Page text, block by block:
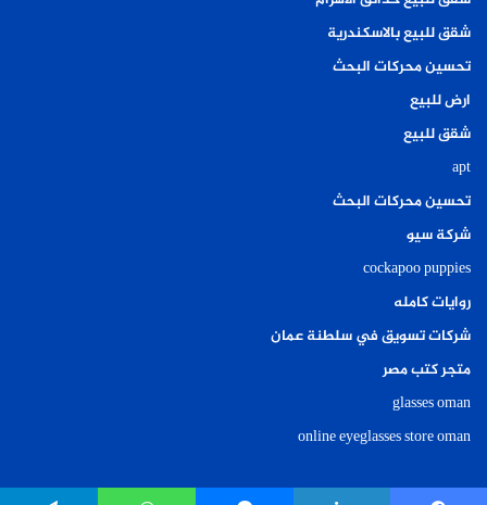
شقق للبيع بالاسكندرية
تحسين محركات البحث
ارض للبيع
شقق للبيع
apt
تحسين محركات البحث
شركة سيو
cockapoo puppies
روايات كامله
شركات تسويق في سلطنة عمان
متجر كتب مصر
glasses oman
online eyeglasses store oman